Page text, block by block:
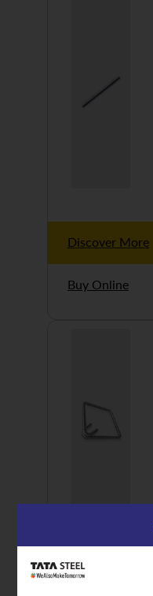
Discover More
Buy Online
Discover More